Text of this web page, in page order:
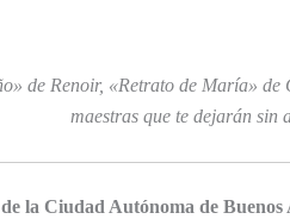
de Renoir, «Retrato de María» de
maestras que te dejarán sin
la Ciudad Autónoma de